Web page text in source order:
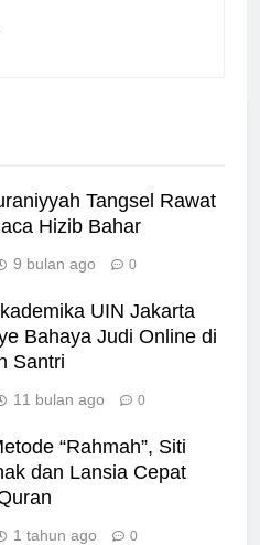
Tangsel Rawat
Hizib Bahar
9 bulan ago 0
UIN Jakarta
Bahaya Judi Online di
Santri
11 bulan ago 0
“Rahmah”, Siti
dan Lansia Cepat
1 tahun ago 0